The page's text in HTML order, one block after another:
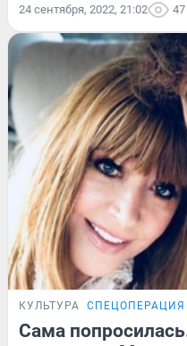
24 сентября, 2022, 21:02
КУЛЬТУРА
Сама